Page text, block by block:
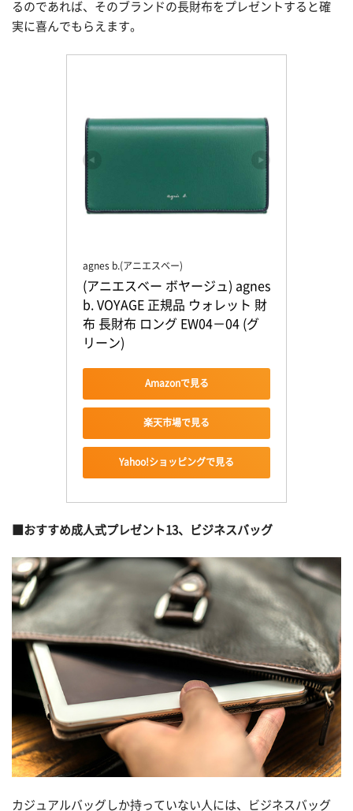
るのであれば、そのブランドの長財布をプレゼントすると確
実に喜んでもらえます。
agnes b.(アニエスベー)
(アニエスベー ボヤージュ) agnes
b. VOYAGE 正規品 ウォレット 財
布 長財布 ロング EW04－04 (グ
リーン)
Amazonで見る
楽天市場で見る
Yahoo!ショッピングで見る
■おすすめ成人式プレゼント13、ビジネスバッグ
カジュアルバッグしか持っていない人には、ビジネスバッグ